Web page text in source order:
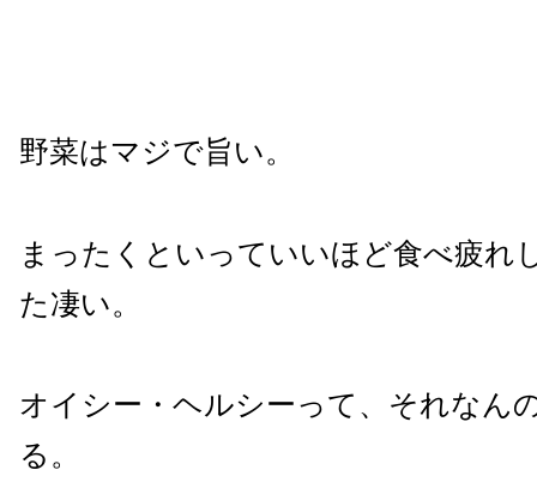
野菜はマジで旨い。
まったくといっていいほど食べ疲れ
た凄い。
オイシー・ヘルシーって、それなん
る。